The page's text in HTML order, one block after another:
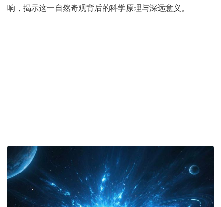
响，揭示这一自然奇观背后的科学原理与深远意义。